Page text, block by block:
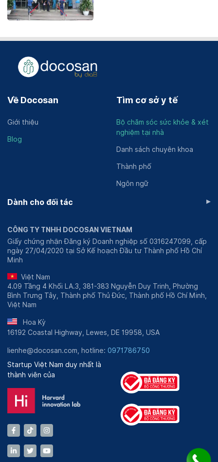
Về Docosan
Giới thiệu
Blog
Tìm cơ sở y tế
Bộ chăm sóc sức khỏe & xét
nghiệm tại nhà
Danh sách chuyên khoa
Thành phố
Ngôn ngữ
Dành cho đối tác ▸
CÔNG TY TNHH DOCOSAN VIETNAM
Giấy chứng nhận Đăng ký Doanh nghiệp số 0316247099, cấp
ngày 27/04/2020 tại Sở Kế hoạch Đầu tư Thành phố Hồ Chí
Minh
Việt Nam
4.09 Tầng 4 Khối LA.3, 381-383 Nguyễn Duy Trinh, Phường
Bình Trưng Tây, Thành phố Thủ Đức, Thành phố Hồ Chí Minh,
Việt Nam
Hoa Kỳ
16192 Coastal Highway, Lewes, DE 19958, USA
lienhe@docosan.com, hotline: 0971786750
Startup Việt Nam duy nhất là
thành viên của